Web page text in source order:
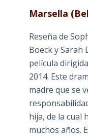
Marsella
Reseña de
Boeck y Sarah
película
2014. Este
madre que se
hija, de la cual
muchos años.